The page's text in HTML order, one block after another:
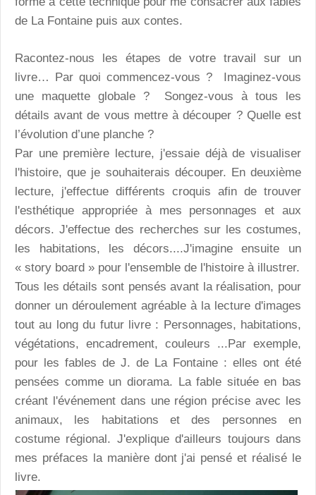
de La Fontaine puis aux contes.
Racontez-nous les étapes de votre travail sur un
livre… Par quoi commencez-vous ? Imaginez-vous
une maquette globale ? Songez-vous à tous les
détails avant de vous mettre à découper ? Quelle est
l’évolution d’une planche ?
Par une première lecture, j'essaie déjà de visualiser
l'histoire, que je souhaiterais découper. En deuxième
lecture, j'effectue différents croquis afin de trouver
l'esthétique appropriée à mes personnages et aux
décors. J'effectue des recherches sur les costumes,
les habitations, les décors....J'imagine ensuite un
« story board » pour l'ensemble de l'histoire à illustrer.
Tous les détails sont pensés avant la réalisation, pour
donner un déroulement agréable à la lecture d'images
tout au long du futur livre : Personnages, habitations,
végétations, encadrement, couleurs ...Par exemple,
pour les fables de J. de La Fontaine : elles ont été
pensées comme un diorama. La fable située en bas
créant l'événement dans une région précise avec les
animaux, les habitations et des personnes en
costume régional. J'explique d'ailleurs toujours dans
mes préfaces la manière dont j'ai pensé et réalisé le
livre.